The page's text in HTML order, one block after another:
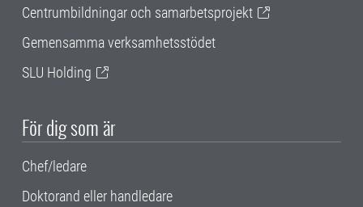
Centrumbildningar och samarbetsprojekt
Gemensamma verksamhetsstödet
SLU Holding
För dig som är
Chef/ledare
Doktorand eller handledare